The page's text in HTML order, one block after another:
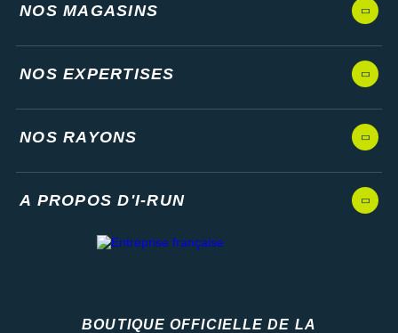
NOS MAGASINS
NOS EXPERTISES
NOS RAYONS
A PROPOS D'I-RUN
BOUTIQUE OFFICIELLE DE LA